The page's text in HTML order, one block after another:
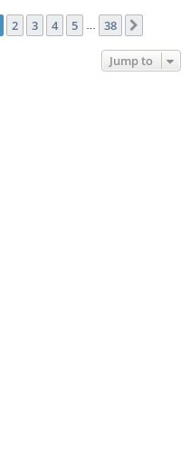
1of 38
2 3 4 5 … 38
Jump to